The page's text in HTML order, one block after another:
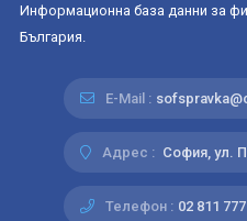
Информационна база данни за
България.
E-Mail :
Адрес : София, ул.
Телефон : 02 811